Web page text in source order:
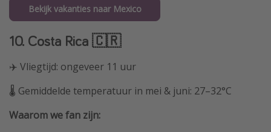
Bekijk vakanties naar Mexico
10. Costa Rica 🇨🇷
✈️ Vliegtijd: ongeveer 11 uur
🌡️ Gemiddelde temperatuur in mei & juni: 27–32°C
Waarom we fan zijn: